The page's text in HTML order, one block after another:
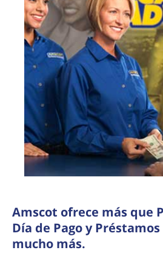
Amscot ofrece más que
Día de Pago y
mucho más.